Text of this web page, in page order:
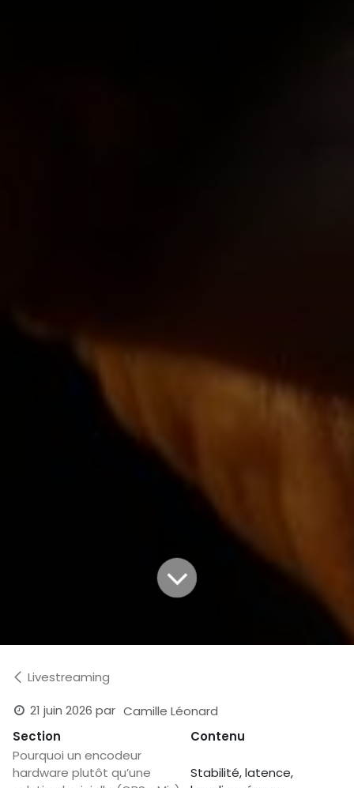
Livestreaming
21 juin 2026 par Camille Léonard
Section
Contenu
Pourquoi un encodeur
hardware plutôt qu’une
Stabilité, latence,